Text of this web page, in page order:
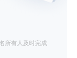
所有人及时完成